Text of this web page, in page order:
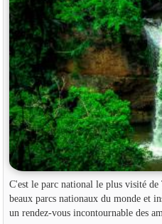
C'est le parc national le plus visité
beaux parcs nationaux du monde et
un rendez-vous incontournable des